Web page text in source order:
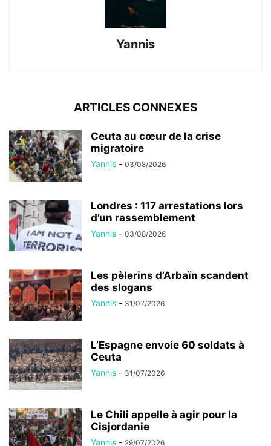
Yannis
ARTICLES CONNEXES
Ceuta au cœur de la crise
migratoire
Yannis - 03/08/2026
Londres : 117 arrestations lors
d’un rassemblement
Yannis - 03/08/2026
Les pèlerins d’Arbaïn scandent
des slogans
Yannis - 31/07/2026
L’Espagne envoie 60 soldats à
Ceuta
Yannis - 31/07/2026
Le Chili appelle à agir pour la
Cisjordanie
Yannis - 29/07/2026